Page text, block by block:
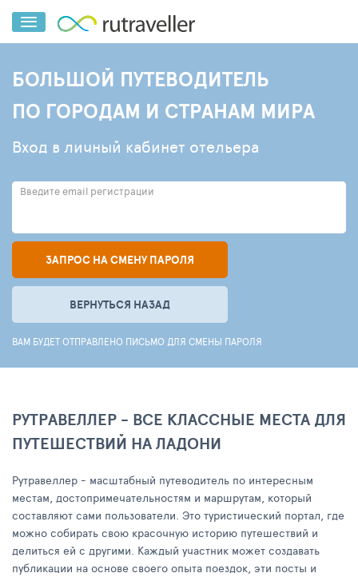
БОЛЬШОЙ ПУТЕВОДИТЕЛЬ
ПО ГОРОДАМ И СТРАНАМ МИРА
Вход в личный кабинет отельера
Введите email регистрации
ЗАПРОС НА СМЕНУ ПАРОЛЯ
ВЕРНУТЬСЯ НАЗАД
ВАМ БУДЕТ ОТПРАВЛЕНО ПИСЬМО ДЛЯ СМЕНЫ ПАРОЛЯ
РУТРАВЕЛЛЕР - ВСЕ КЛАССНЫЕ МЕСТА ДЛЯ
ПУТЕШЕСТВИЙ НА ЛАДОНИ
Рутравеллер - масштабный путеводитель по интересным
местам, достопримечательностям и маршрутам, который
составляют сами пользователи. Это туристический портал, где
можно собирать свою красочную историю путешествий и
делиться ей с другими. Каждый участник может создавать
публикации на основе своего опыта поездок, эти посты и